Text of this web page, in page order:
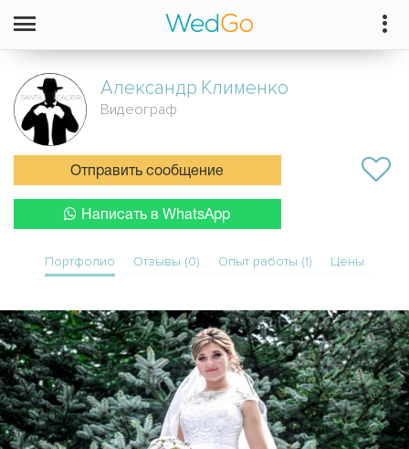
Александр Клименко
Видеограф
Отправить сообщение
Написать в WhatsApp
Портфолио Отзывы (0) Опыт работы (1) Цены